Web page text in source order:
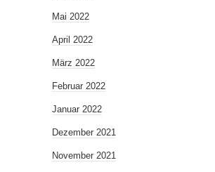
Mai 2022
April 2022
März 2022
Februar 2022
Januar 2022
Dezember 2021
November 2021